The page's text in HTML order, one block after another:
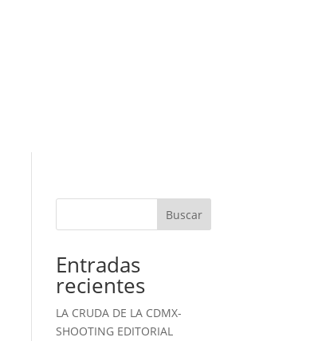
Buscar
Entradas
recientes
LA CRUDA DE LA CDMX-
SHOOTING EDITORIAL